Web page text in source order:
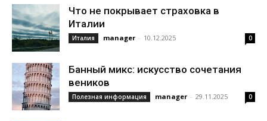
Что не покрывает страховка в
Италии
Италия manager - 10.12.2025 0
Банный микс: искусство сочетания
веников
Полезная информация manager - 29.11.2025 0